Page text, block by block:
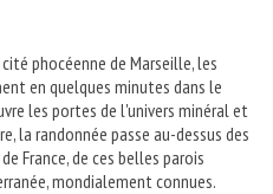
phocéenne de Marseille, les
en quelques minutes dans le
les portes de l'univers minéral et
la randonnée passe au-dessus des
France, de ces belles parois
mondialement connues.